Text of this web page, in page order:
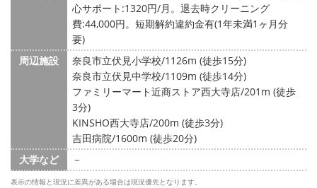
心サポート:1320円/月。退去時クリーニング
費:44,000円。短期解約違約金有(1年未満1ヶ月分
要)
周辺施設
奈良市立伏見小学校/1126m (徒歩15分)
奈良市立伏見中学校/1109m (徒歩14分)
ファミリーマート近商ストア西大寺店/201m (徒歩
3分)
KINSHO西大寺店/200m (徒歩3分)
吉田病院/1600m (徒歩20分)
大学など
－
表示の情報と現況に差異がある場合は現況優先となります。